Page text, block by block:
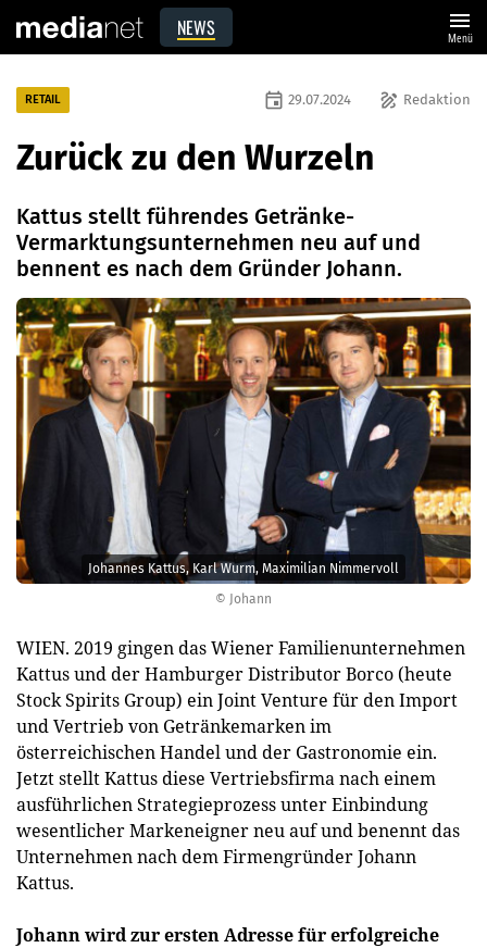
NEWS menu
Menü
© Johann
Johannes Kattus, Karl Wurm, Maximilian Nimmervoll
RETAIL draw Redaktion
event 29.07.2024
Zurück zu den Wurzeln
Kattus stellt führendes Getränke-
Vermarktungsunternehmen neu auf und
bennent es nach dem Gründer Johann.
WIEN. 2019 gingen das Wiener Familienunternehmen
Kattus und der Hamburger Distributor Borco (heute
Stock Spirits Group) ein Joint Venture für den Import
und Vertrieb von Getränkemarken im
österreichischen Handel und der Gastronomie ein.
Jetzt stellt Kattus diese Vertriebsfirma nach einem
ausführlichen Strategieprozess unter Einbindung
wesentlicher Markeneigner neu auf und benennt das
Unternehmen nach dem Firmengründer Johann
Kattus.
Johann wird zur ersten Adresse für erfolgreiche